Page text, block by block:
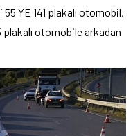
YE 141 plakalı otomobil,
otomobile arkadan